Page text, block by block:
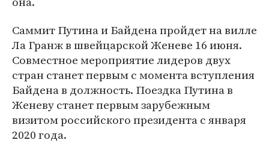
Саммит Путина и Байдена пройдет на вилле
Ла Гранж в швейцарской Женеве 16 июня.
Совместное мероприятие лидеров двух
стран станет первым с момента вступления
Байдена в должность. Поездка Путина в
Женеву станет первым зарубежным
визитом российского президента с января
2020 года.